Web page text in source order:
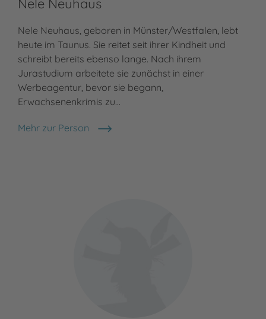
Nele Neuhaus
Nele Neuhaus, geboren in Münster/Westfalen, lebt
heute im Taunus. Sie reitet seit ihrer Kindheit und
schreibt bereits ebenso lange. Nach ihrem
Jurastudium arbeitete sie zunächst in einer
Werbeagentur, bevor sie begann,
Erwachsenenkrimis zu…
Mehr zur Person
Nele Neuhaus